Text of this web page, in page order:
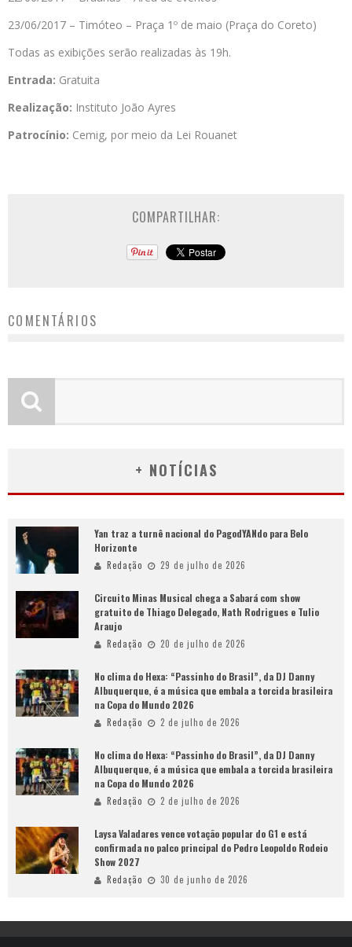
23/06/2017 – Timóteo – Praça 1º de maio (Praça do Coreto)
Todas as exibições serão realizadas às 19h.
Entrada: Gratuita
Realização: Instituto João Ayres
Patrocínio: Cemig, por meio da Lei Rouanet
COMPARTILHAR:
COMENTÁRIOS
+ NOTÍCIAS
Yan traz a turnê nacional do PagodYANdo para Belo
Horizonte
Redação 29 de julho de 2026
Circuito Minas Musical chega a Sabará com show
gratuito de Thiago Delegado, Nath Rodrigues e Tulio
Araujo
Redação 20 de julho de 2026
No clima do Hexa: “Passinho do Brasil”, da DJ Danny
Albuquerque, é a música que embala a torcida brasileira
na Copa do Mundo 2026
Redação 2 de julho de 2026
No clima do Hexa: “Passinho do Brasil”, da DJ Danny
Albuquerque, é a música que embala a torcida brasileira
na Copa do Mundo 2026
Redação 2 de julho de 2026
Laysa Valadares vence votação popular do G1 e está
confirmada no palco principal do Pedro Leopoldo Rodeio
Show 2027
Redação 30 de junho de 2026